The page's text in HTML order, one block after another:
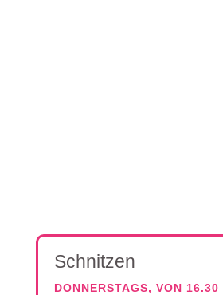
Schnitzen
DONNERSTAGS, VON